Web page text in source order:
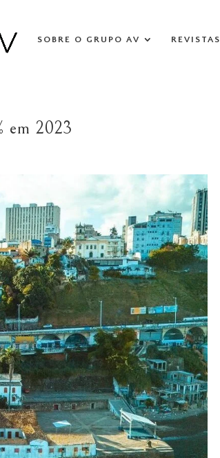
SOBRE O GRUPO AV REVISTAS
em 2023